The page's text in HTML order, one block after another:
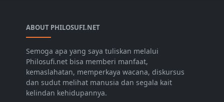
ABOUT PHILOSUFI.NET
Semoga apa yang saya tuliskan melalui
Philosufi.net bisa memberi manfaat,
kemaslahatan, memperkaya wacana, diskursus
dan sudut melihat manusia dan segala kait
kelindan kehidupannya.